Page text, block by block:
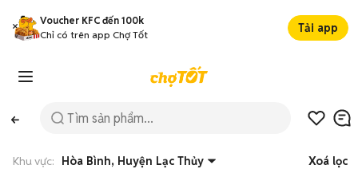
Voucher KFC đến 100k
Chỉ có trên app Chợ Tốt
Tải app
Khu vực: Hòa Bình, Huyện Lạc Thủy Xoá lọc